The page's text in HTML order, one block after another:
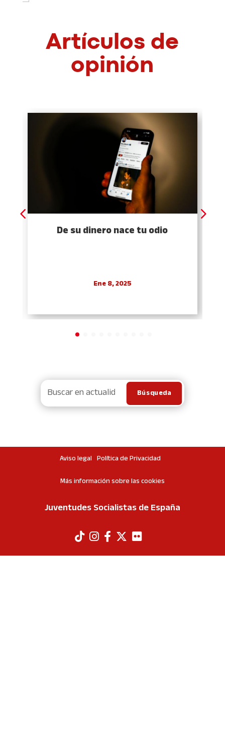
Artículos de
opinión
De su dinero nace tu odio
Ene 8, 2025
Aviso legal Política de Privacidad
Más información sobre las cookies
Juventudes Socialistas de España